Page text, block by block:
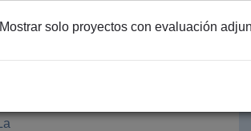
Mostrar solo proyectos con evaluación